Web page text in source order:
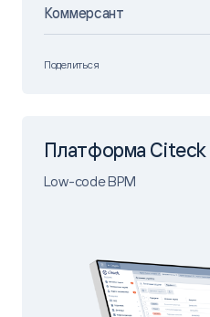
Коммерсант
Поделиться
Платформа Citeck
Low-code BPM